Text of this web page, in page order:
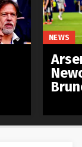
NEWS